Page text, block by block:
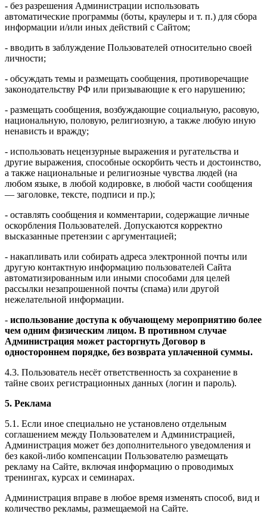
- без разрешения Администрации использовать
автоматические программы (боты, краулеры и т. п.) для сбора
информации и/или иных действий с Сайтом;
- вводить в заблуждение Пользователей относительно своей
личности;
- обсуждать темы и размещать сообщения, противоречащие
законодательству РФ или призывающие к его нарушению;
- размещать сообщения, возбуждающие социальную, расовую,
национальную, половую, религиозную, а также любую иную
ненависть и вражду;
- использовать нецензурные выражения и ругательства и
другие выражения, способные оскорбить честь и достоинство,
а также национальные и религиозные чувства людей (на
любом языке, в любой кодировке, в любой части сообщения
— заголовке, тексте, подписи и пр.);
- оставлять сообщения и комментарии, содержащие личные
оскорбления Пользователей. Допускаются корректно
высказанные претензии с аргументацией;
- накапливать или собирать адреса электронной почты или
другую контактную информацию пользователей Сайта
автоматизированным или иными способами для целей
рассылки незапрошенной почты (спама) или другой
нежелательной информации.
- использование доступа к обучающему мероприятию более
чем одним физическим лицом. В противном случае
Администрация может расторгнуть Договор в
одностороннем порядке, без возврата уплаченной суммы.
4.3. Пользователь несёт ответственность за сохранение в
тайне своих регистрационных данных (логин и пароль).
5. Реклама
5.1. Если иное специально не установлено отдельным
соглашением между Пользователем и Администрацией,
Администрация может без дополнительного уведомления и
без какой-либо компенсации Пользователю размещать
рекламу на Сайте, включая информацию о проводимых
тренингах, курсах и семинарах.
Администрация вправе в любое время изменять способ, вид и
количество рекламы, размещаемой на Сайте.